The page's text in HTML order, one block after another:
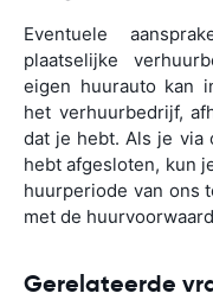
Eventuele
plaatselijke
eigen huurauto kan
het verhuurbedrijf,
dat je hebt. Als je via
hebt afgesloten, kun
huurperiode van ons
met de
Gerelateerde